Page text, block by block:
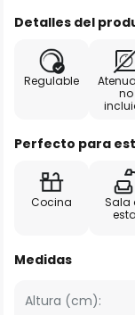
Detalles del
Regulable
no
Perfecto para
Cocina
Sala
Medidas
Altura (cm):